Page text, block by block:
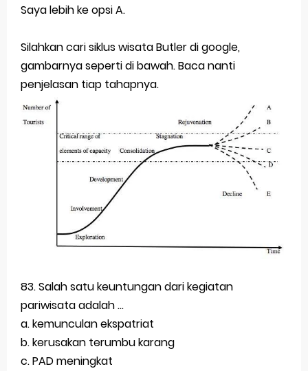
Saya lebih ke opsi A.
Silahkan cari siklus wisata Butler di google,
gambarnya seperti di bawah. Baca nanti
penjelasan tiap tahapnya.
83. Salah satu keuntungan dari kegiatan
pariwisata adalah ...
a. kemunculan ekspatriat
b. kerusakan terumbu karang
c. PAD meningkat